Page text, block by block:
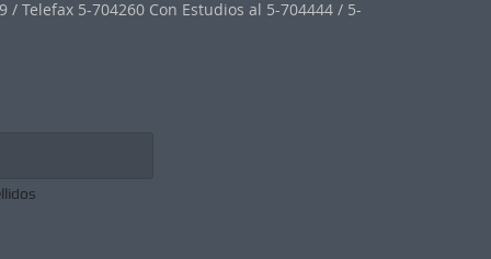
Telefax 5-704260 Con Estudios al 5-704444 / 5-